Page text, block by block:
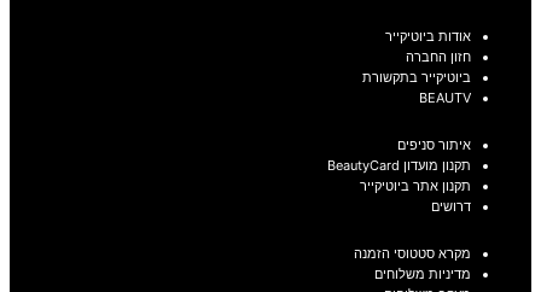
אודות ביוטיקייר
חזון החברה
ביוטיקייר בתקשורת
BEAUTV
איתור סניפים
תקנון מועדון BeautyCard
תקנון אתר ביוטיקייר
דרושים
מקרא סטטוסי הזמנה
מדיניות משלוחים